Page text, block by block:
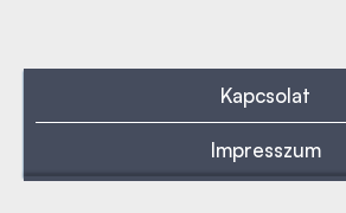
Kapcsolat
Impresszum